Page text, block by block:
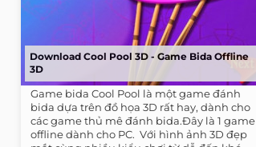
Download Cool Pool 3D - Game Bida Offline
3D
Game bida Cool Pool là một game đánh
bida dựa trên đồ họa 3D rất hay, dành cho
các game thủ mê đánh bida.Đây là 1 game
offline dành cho PC. ​ Với hình ảnh 3D đẹp